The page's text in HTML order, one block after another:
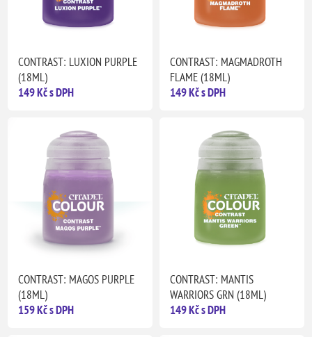
CONTRAST: LUXION PURPLE
(18ML)
149 Kč s DPH
CONTRAST: MAGMADROTH
FLAME (18ML)
149 Kč s DPH
CONTRAST: MAGOS PURPLE
(18ML)
159 Kč s DPH
CONTRAST: MANTIS
WARRIORS GRN (18ML)
149 Kč s DPH